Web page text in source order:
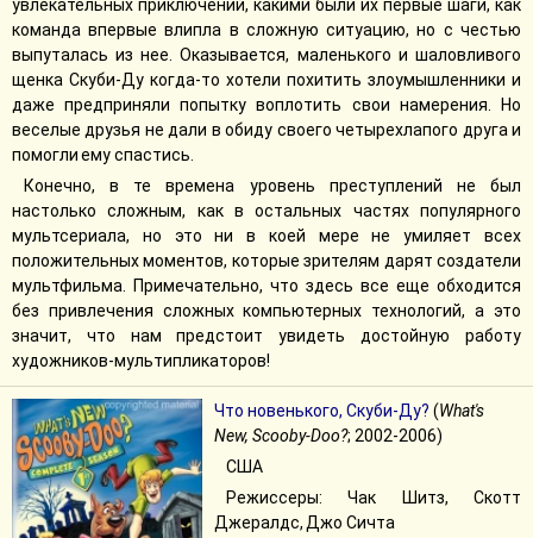
увлекательных приключений, какими были их первые шаги, как
команда впервые влипла в сложную ситуацию, но с честью
выпуталась из нее. Оказывается, маленького и шаловливого
щенка Скуби-Ду когда-то хотели похитить злоумышленники и
даже предприняли попытку воплотить свои намерения. Но
веселые друзья не дали в обиду своего четырехлапого друга и
помогли ему спастись.
Конечно, в те времена уровень преступлений не был
настолько сложным, как в остальных частях популярного
мультсериала, но это ни в коей мере не умиляет всех
положительных моментов, которые зрителям дарят создатели
мультфильма. Примечательно, что здесь все еще обходится
без привлечения сложных компьютерных технологий, а это
значит, что нам предстоит увидеть достойную работу
художников-мультипликаторов!
Что новенького, Скуби-Ду? (What's
New, Scooby-Doo?; 2002-2006)
США
Режиссеры: Чак Шитз, Скотт
Джералдс, Джо Сичта